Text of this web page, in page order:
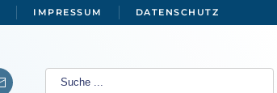
IMPRESSUM DATENSCHUTZ